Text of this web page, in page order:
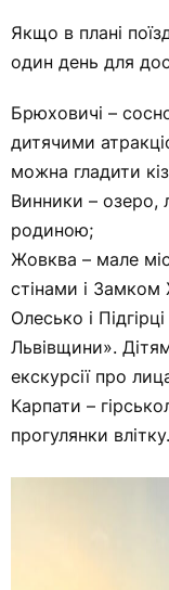
Якщо в плані
один день для
Брюховичі –
дитячими
можна гладити
Винники – озеро,
родиною;
Жовква – мале
стінами і
Олесько і
Львівщини».
екскурсії про
Карпати –
прогулянки влітку.